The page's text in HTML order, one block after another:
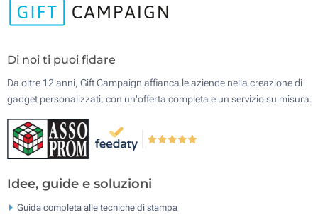
Di noi ti puoi fidare
Da oltre 12 anni, Gift Campaign affianca le aziende nella creazione di
gadget personalizzati, con un'offerta completa e un servizio su misura.
Idee, guide e soluzioni
Guida completa alle tecniche di stampa